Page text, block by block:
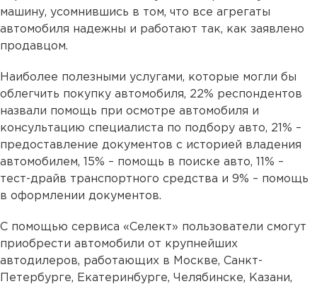
машину, усомнившись в том, что все агрегаты
автомобиля надежны и работают так, как заявлено
продавцом.
Наиболее полезными услугами, которые могли бы
облегчить покупку автомобиля, 22% респондентов
назвали помощь при осмотре автомобиля и
консультацию специалиста по подбору авто, 21% –
предоставление документов с историей владения
автомобилем, 15% – помощь в поиске авто, 11% –
тест-драйв транспортного средства и 9% – помощь
в оформлении документов.
С помощью сервиса «Селект» пользователи смогут
приобрести автомобили от крупнейших
автодилеров, работающих в Москве, Санкт-
Петербурге, Екатеринбурге, Челябинске, Казани,